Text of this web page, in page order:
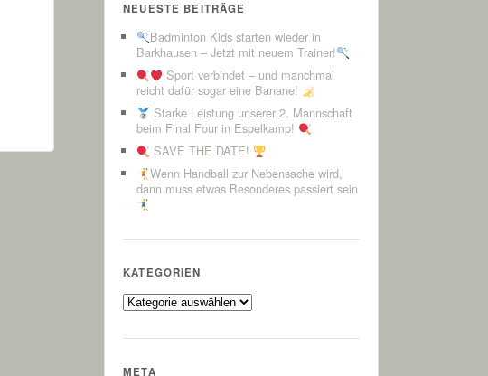
NEUESTE BEITRÄGE
Badminton Kids starten wieder in
Barkhausen – Jetzt mit neuem Trainer!
Sport verbindet – und manchmal
reicht dafür sogar eine Banane!
Starke Leistung unserer 2. Mannschaft
beim Final Four in Espelkamp!
SAVE THE DATE!
Wenn Handball zur Nebensache wird,
dann muss etwas Besonderes passiert sein
KATEGORIEN
Kategorien
META